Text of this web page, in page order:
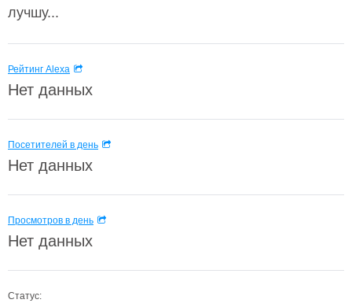
лучшу...
Рейтинг Alexa
Нет данных
Посетителей в день
Нет данных
Просмотров в день
Нет данных
Статус: